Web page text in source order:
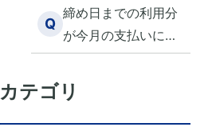
Q
締め日までの利用分
が今月の支払いに含
まれていない
カテゴリ